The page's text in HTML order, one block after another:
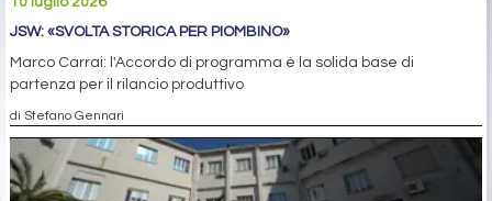
JSW: «SVOLTA STORICA PER PIOMBINO»
Marco Carrai: l'Accordo di programma è la solida base di
partenza per il rilancio produttivo
di Stefano Gennari